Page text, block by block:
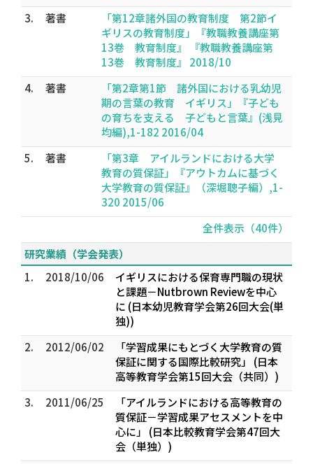
3.
著書
「第12章諸外国の教育制度 第2節イ
ギリスの教育制度」『教職教養講座第
13巻 教育制度』 『教職教養講座第
13巻 教育制度』 2018/10
4.
著書
「第2章第1節 諸外国における乳幼児
期の言葉の教育 イギリス」『子ども
の育ちを支える 子どもと言葉』(浅見
均編),1-182 2016/04
5.
著書
「第3章 アイルランドにおける大学
教育の質保証」『アウトカムに基づく
大学教育の質保証』（深堀聰子編）,1-
320 2015/06
全件表示（40件）
研究業績（学会発表）
1.
2018/10/06
イギリスにおける保育専門職の現状
と課題－Nutbrown Reviewを中心
に (日本幼児教育学会第26回大会(単
独))
2.
2012/06/02
「学習成果にもとづく大学教育の質
保証に関する国際比較研究」 (日本
高等教育学会第15回大会（共同）)
3.
2011/06/25
「アイルランドにおける高等教育の
質保証－学習成果アセスメントを中
心に」 (日本比較教育学会第47回大
会（単独）)